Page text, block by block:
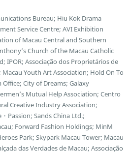
Bureau; Hiu Kok Drama
Service Centre; AVI Exhibition
of Macau Central and Southern
Church of the Macau Catholic
IPOR; Associação dos Proprietários de
Youth Art Association; Hold On To
City of Dreams; Galaxy
Mutual Help Association; Centro
Creative Industry Association;
Passion; Sands China Ltd.;
Forward Fashion Holdings; MinM
Park; Skypark Macau Tower; Macau
das Verdades de Macau; Associação